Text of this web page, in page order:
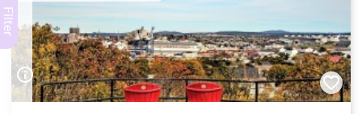
Filter
info_outline